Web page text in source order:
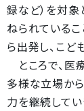
録など）を対象
ねられているこ
ら出発し、こど
ところで、医
多様な立場か
力を継続してい